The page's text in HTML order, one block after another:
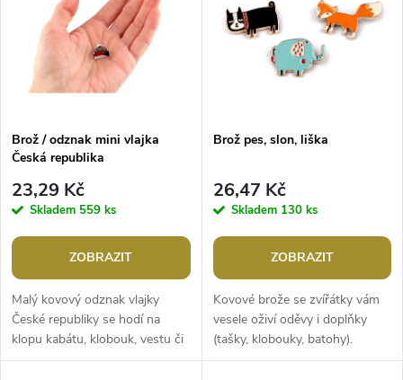
p
r
o
d
u
s
p
r
o
d
u
Brož / odznak mini vlajka
Česká republika
23,29 Kč
Skladem 559 ks
ZOBRAZIT
Malý kovový odznak vlajky
České republiky se hodí na
klopu kabátu, klobouk, vestu či
svetr. Je vhodný i k připnutí na
Brož pes, slon, liška
26,47 Kč
Skladem 130 ks
ZOBRAZIT
Kovové brože se zvířátky vám
vesele oživí oděvy i doplňky
(tašky, klobouky, batohy).
Barevný smalt jim dodává